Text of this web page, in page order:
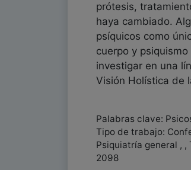
prótesis,
haya cambiado.
psíquicos como
cuerpo y
investigar en una
Visión Holística de
Palabras clave:
Tipo de trabajo:
Psiquiatría general ,
2098